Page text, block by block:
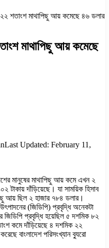
শতাংশ মাথাপিছু আয় কমেছে ৪৬ ডলার
মাথাপিছু আয় কমেছে
Last Updated: February 11,
মানুষের মাথাপিছু আয় কমে এখন ২
টাকায় দাঁড়িয়েছে। যা সাময়িক হিসাব
আয় ছিল ২ হাজার ৭৮৪ ডলার।
(জিডিপি) প্রবৃদ্ধি অনেকটা
প্রবৃদ্ধি হয়েছিল ৫ দশমিক ৮২
কমে দাঁড়িয়েছে ৪ দশমিক ২২
বাংলাদেশ পরিসংখ্যান ব্যুরো